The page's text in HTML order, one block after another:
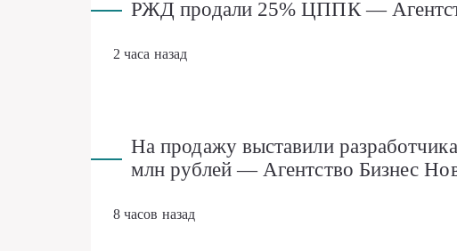
РЖД продали 25% ЦППК —
2 часа назад
На продажу выставили
млн рублей — Агентство Бизнес
8 часов назад